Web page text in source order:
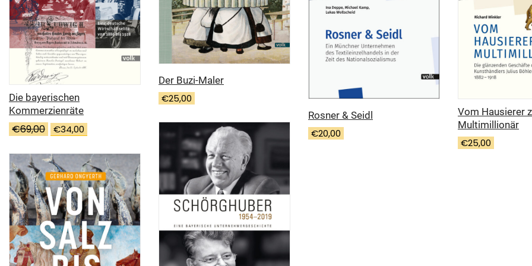
Die bayerischen
Kommerzienräte
€69,00
Ursprünglicher
Preis
€69,00
€34,00
Preis
€34,00.
Der Buzi-Maler
€25,00
Rosner & Seidl
€20,00
Vom Hausierer
Multimillionär
€25,00